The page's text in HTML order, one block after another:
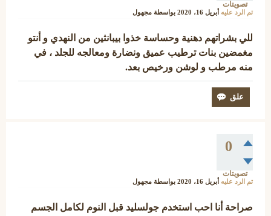
تصويتات
تم الرد عليه أبريل 16، 2020 بواسطة مجهول
للي بشراتهم دهنية وحساسة خذوا بيبانثين من النهدي و أنتو
مغمضين بنات ترطيب عميق ونضارة ومعالجه للجلد ، في
منه مرطب و لوشن ورخيص بعد.
0
تصويتات
تم الرد عليه أبريل 16، 2020 بواسطة مجهول
صراحة أنا احب استخدم جولسليد قبل النوم لكامل الجسم